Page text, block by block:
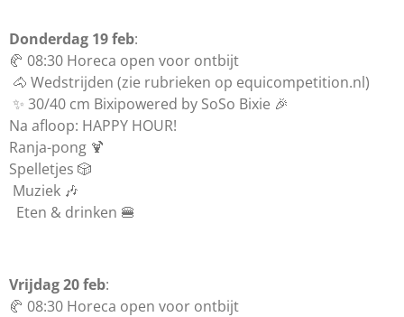
Donderdag 19 feb:
🥐 08:30 Horeca open voor ontbijt
🐴 Wedstrijden (zie rubrieken op equicompetition.nl)
✨ 30/40 cm Bixipowered by SoSo Bixie 🎉
Na afloop: HAPPY HOUR!
Ranja-pong 🍹
Spelletjes 🎲
Muziek 🎶
Eten & drinken 🍔
Vrijdag 20 feb:
🥐 08:30 Horeca open voor ontbijt